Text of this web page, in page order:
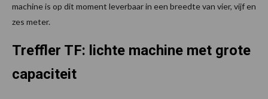
machine is op dit moment leverbaar in een breedte van vier, vijf en
zes meter.
Treffler TF: lichte machine met grote
capaciteit